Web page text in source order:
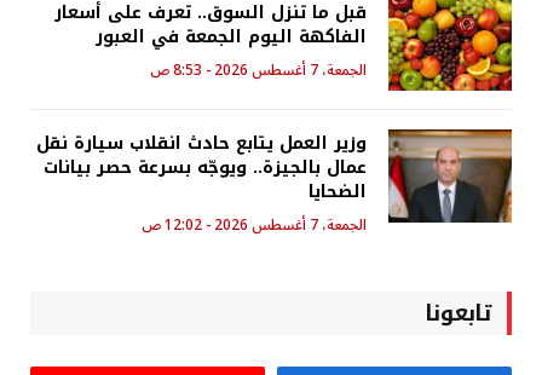
قبل ما تنزل السوق.. تعرف على أسعار
الفاكهة اليوم الجمعة في العبور
الجمعة، 7 أغسطس 2026 - 8:53 ص
وزير العمل يتابع حادث انقلاب سيارة نقل
عمال بالجيزة.. ويوجّه بسرعة حصر بيانات
الضحايا
الجمعة، 7 أغسطس 2026 - 12:02 ص
تابعونا